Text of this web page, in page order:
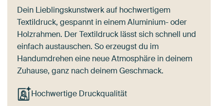
Dein Lieblingskunstwerk auf hochwertigem
Textildruck, gespannt in einem Aluminium- oder
Holzrahmen. Der Textildruck lässt sich schnell und
einfach austauschen. So erzeugst du im
Handumdrehen eine neue Atmosphäre in deinem
Zuhause, ganz nach deinem Geschmack.
Hochwertige Druckqualität